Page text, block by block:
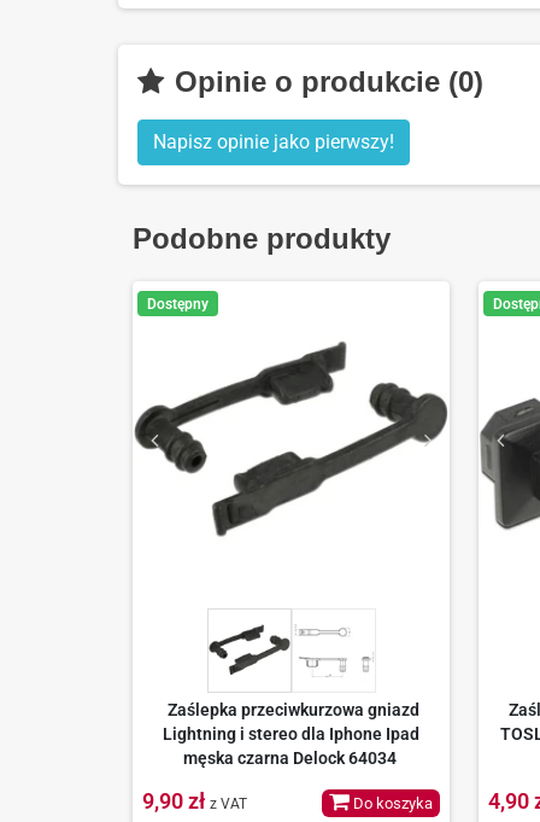
Opinie o produkcie (0)
Napisz opinie jako pierwszy!
Podobne produkty
Dostępny
Zaślepka przeciwkurzowa gniazd
Lightning i stereo dla Iphone Ipad
męska czarna Delock 64034
9,90 zł z VAT Do koszyka 4,90